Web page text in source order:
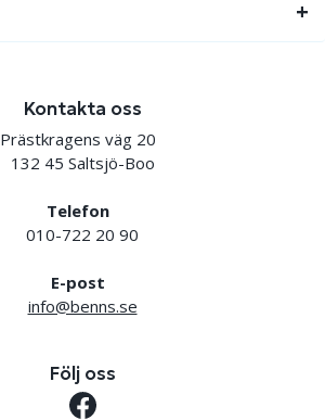
Kontakta oss
Prästkragens väg 20
132 45 Saltsjö-Boo
Telefon
010-722 20 90
E-post
info@benns.se
Följ oss